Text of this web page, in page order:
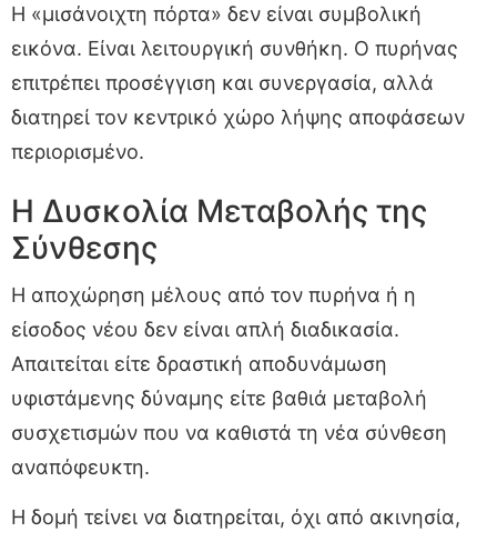
Η «μισάνοιχτη πόρτα» δεν είναι συμβολική
εικόνα. Είναι λειτουργική συνθήκη. Ο πυρήνας
επιτρέπει προσέγγιση και συνεργασία, αλλά
διατηρεί τον κεντρικό χώρο λήψης αποφάσεων
περιορισμένο.
Η Δυσκολία Μεταβολής της
Σύνθεσης
Η αποχώρηση μέλους από τον πυρήνα ή η
είσοδος νέου δεν είναι απλή διαδικασία.
Απαιτείται είτε δραστική αποδυνάμωση
υφιστάμενης δύναμης είτε βαθιά μεταβολή
συσχετισμών που να καθιστά τη νέα σύνθεση
αναπόφευκτη.
Η δομή τείνει να διατηρείται, όχι από ακινησία,